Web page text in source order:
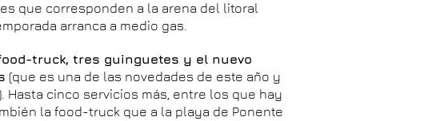
que corresponden a la arena del litoral
arranca a medio gas.
truck, tres guinguetes y el nuevo
(que es una de las novedades de este año y
Hasta cinco servicios más, entre los que hay
la food-truck que a la playa de Ponente